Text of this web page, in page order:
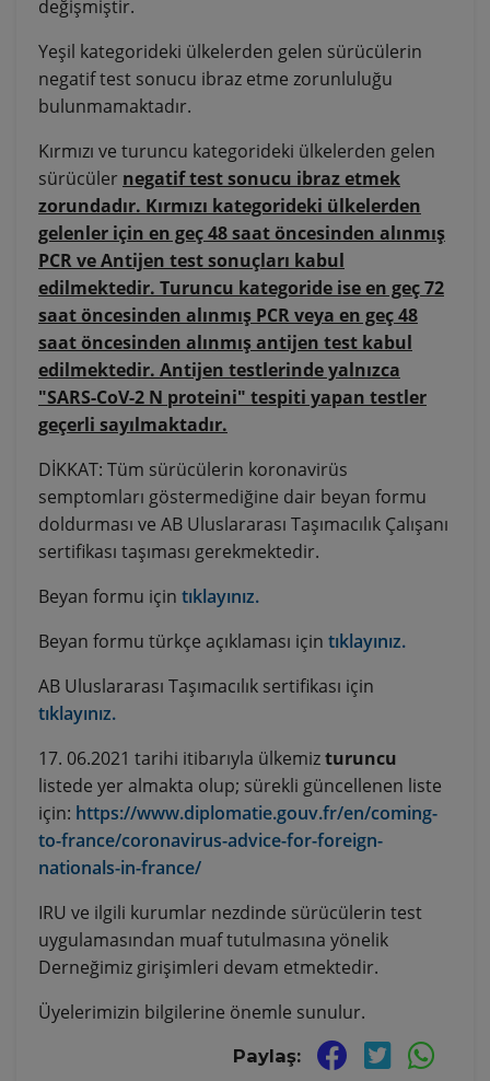
değişmiştir.
Yeşil kategorideki ülkelerden gelen sürücülerin
negatif test sonucu ibraz etme zorunluluğu
bulunmamaktadır.
Kırmızı ve turuncu kategorideki ülkelerden gelen
sürücüler negatif test sonucu ibraz etmek
zorundadır. Kırmızı kategorideki ülkelerden
gelenler için en geç 48 saat öncesinden alınmış
PCR ve Antijen test sonuçları kabul
edilmektedir. Turuncu kategoride ise en geç 72
saat öncesinden alınmış PCR veya en geç 48
saat öncesinden alınmış antijen test kabul
edilmektedir. Antijen testlerinde yalnızca
"SARS-CoV-2 N proteini" tespiti yapan testler
geçerli sayılmaktadır.
DİKKAT: Tüm sürücülerin koronavirüs
semptomları göstermediğine dair beyan formu
doldurması ve AB Uluslararası Taşımacılık Çalışanı
sertifikası taşıması gerekmektedir.
Beyan formu için tıklayınız.
Beyan formu türkçe açıklaması için tıklayınız.
AB Uluslararası Taşımacılık sertifikası için
tıklayınız.
17. 06.2021 tarihi itibarıyla ülkemizturuncu
listede yer almakta olup; sürekli güncellenen liste
için: https://www.diplomatie.gouv.fr/en/coming-
to-france/coronavirus-advice-for-foreign-
nationals-in-france/
IRU ve ilgili kurumlar nezdinde sürücülerin test
uygulamasından muaf tutulmasına yönelik
Derneğimiz girişimleri devam etmektedir.
Üyelerimizin bilgilerine önemle sunulur.
Paylaş: